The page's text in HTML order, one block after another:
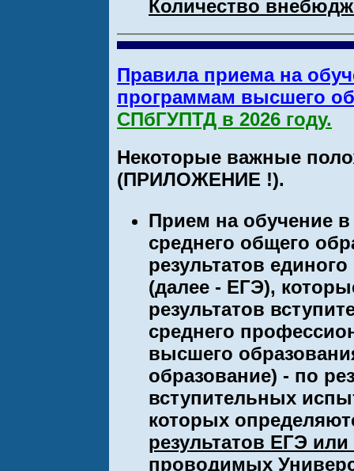
Количество
Правила приема на
программам высшего
СПбГУПТД в 2026 году.
Некоторые важные
(ПРИЛОЖЕНИЕ !).
Прием на обучение
среднего общего
результатов
(далее - ЕГЭ),
результатов
среднего
высшего
образование) - по
вступительных
которых
результатов ЕГЭ
проводимых